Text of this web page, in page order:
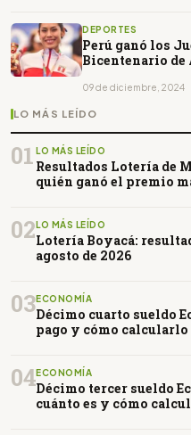
DEPORTES
Perú ganó los
Bicentenario de
09 de diciembre, 2024
LO MÁS LEÍDO
01 LO MÁS LEÍDO
Resultados Lotería de
quién ganó el premio
02 LO MÁS LEÍDO
Lotería Boyacá:
agosto de 2026
03ECONOMÍA
Décimo cuarto sueldo
pago y cómo calcularlo
04ECONOMÍA
Décimo tercer sueldo
cuánto es y cómo